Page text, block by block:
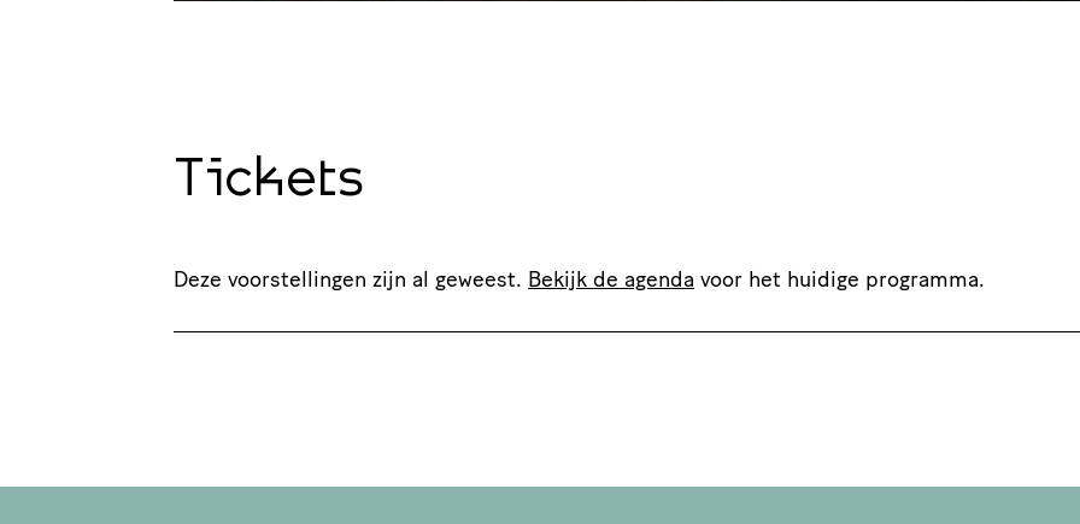
Tickets
Deze voorstellingen zijn al geweest. Bekijk de agenda voor het huidige programma.